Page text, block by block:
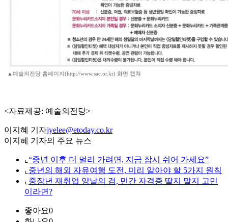
▲예술의전당 홈페이지(http://www.sac.or.kr) 화면 캡쳐
<자료제공: 예술의전당>
이지혜 기자jyelee@etoday.co.kr
이지혜 기자의 주요 뉴스
⌞ “중년 이후 더 멀리 가려면, 지금 잠시 쉬어 가세요”
⌞ 중년의 해외 자유여행 도전, 미리 알아야 할 5가지 원칙
⌞ 중장년 재취업 양날의 검, 민간 자격증 딸지 말지 고민
이라면?
좋아요0